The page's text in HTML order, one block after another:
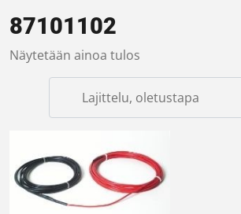
87101102
Näytetään ainoa tulos